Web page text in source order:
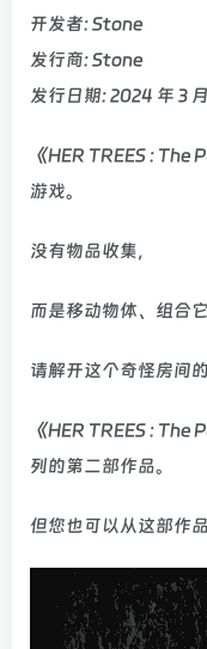
开发者: Stone
发行商: Stone
发行日期: 2024 年 3
《HER TREES : The
游戏。
没有物品收集，
而是移动物体、组合
请解开这个奇怪房间的
《HER TREES : The
列的第二部作品。
但您也可以从这部作品